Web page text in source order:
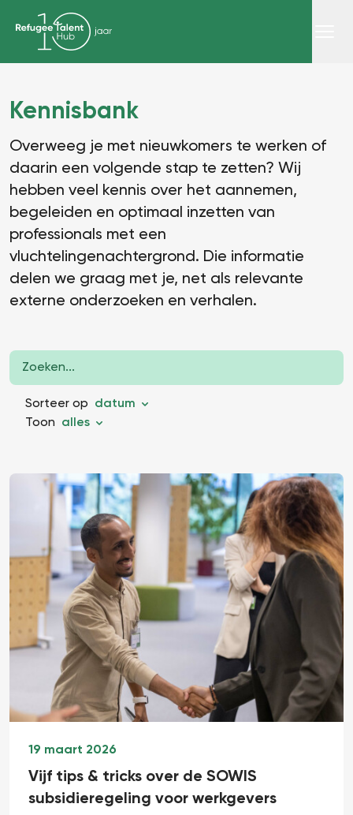
Kennisbank
Overweeg je met nieuwkomers te werken of
daarin een volgende stap te zetten? Wij
hebben veel kennis over het aannemen,
begeleiden en optimaal inzetten van
professionals met een
vluchtelingenachtergrond. Die informatie
delen we graag met je, net als relevante
externe onderzoeken en verhalen.
Sorteer op datum
Toon alles
19 maart 2026
Vijf tips & tricks over de SOWIS
subsidieregeling voor werkgevers